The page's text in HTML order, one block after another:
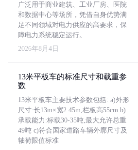
广泛用于商业建筑、工业厂房、医院
和数据中心等场所，凭借自身优势满
足不同领域对电力供应的高要求，保
障电力系统稳定运行。
2026年8月4日
13米平板车的标准尺寸和载重参
数
13米平板车主要技术参数包括: a)外形
尺寸:长13m×宽2.45m,栏板高55cm b)
承载能力:标载30-35吨,最大允许总重
49吨 c)符合国家道路车辆外廓尺寸及
轴荷限值标准